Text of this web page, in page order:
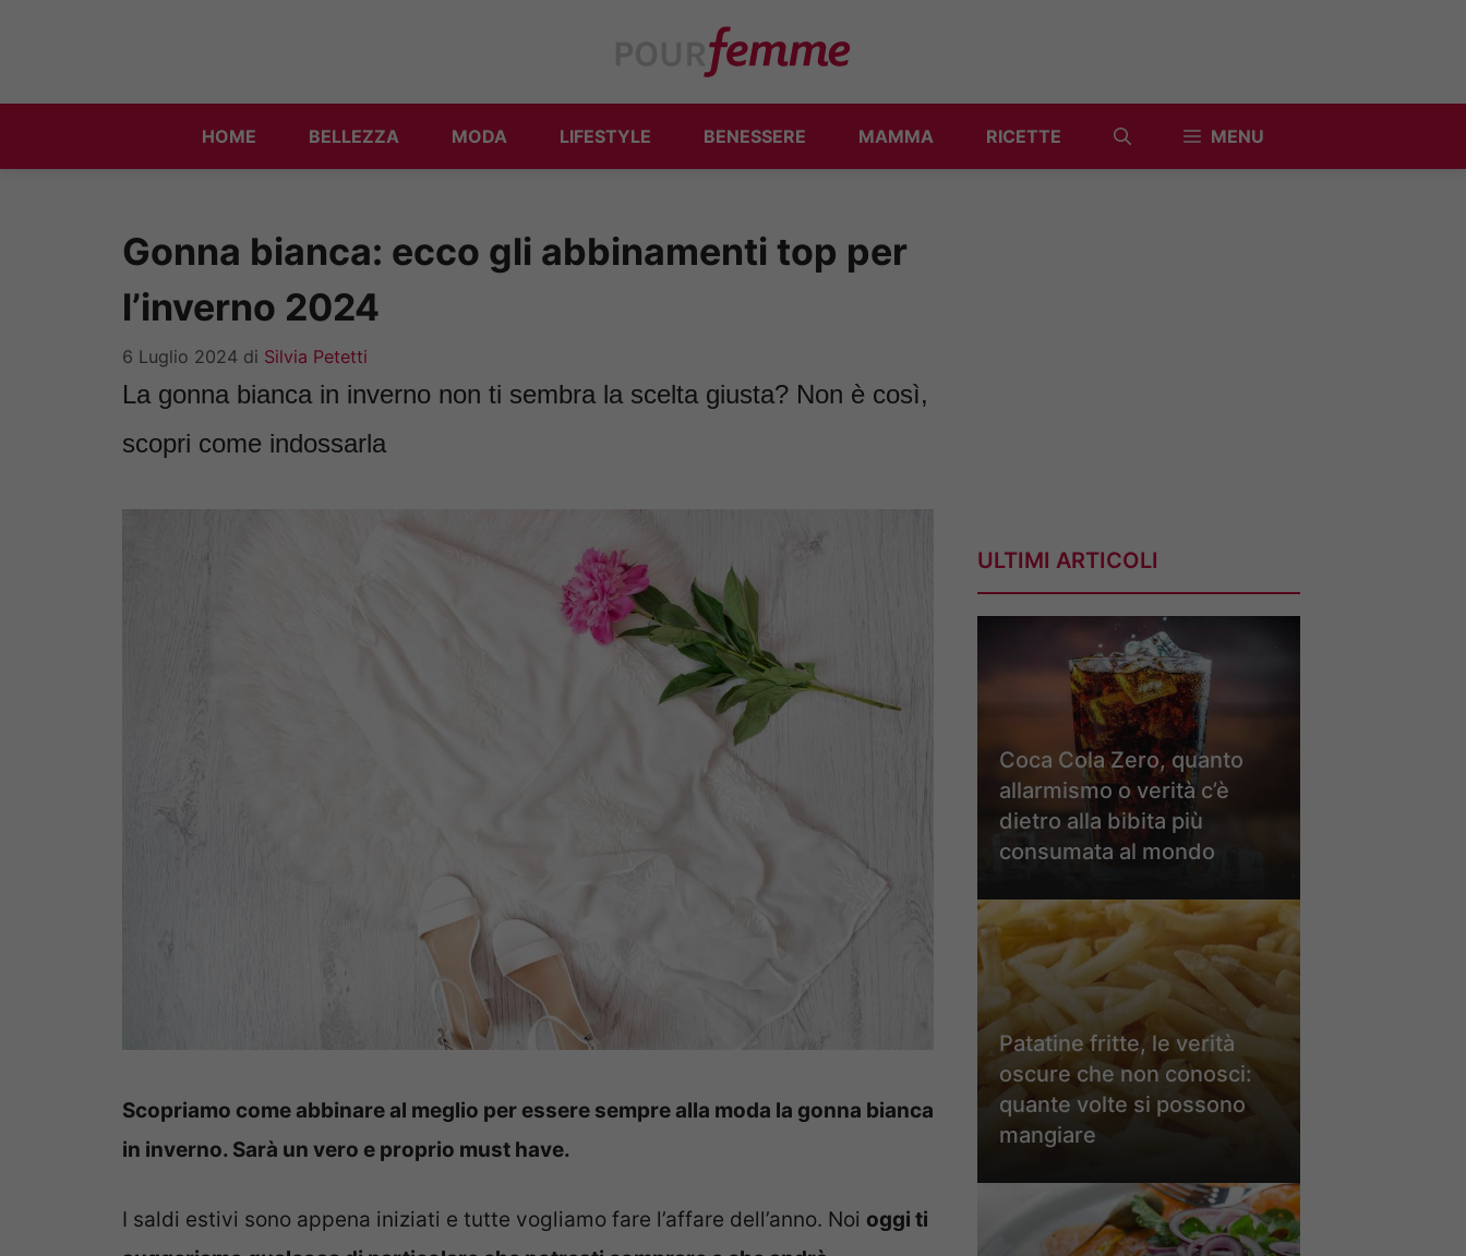
HOME BELLEZZA MODA LIFESTYLE BENESSERE MAMMA RICETTE MENU
Gonna bianca: ecco gli abbinamenti top per
l’inverno 2024
6 Luglio 2024 di Silvia Petetti
La gonna bianca in inverno non ti sembra la scelta giusta? Non è così,
scopri come indossarla
Scopriamo come abbinare al meglio per essere sempre alla moda la gonna bianca
in inverno. Sarà un vero e proprio must have.
I saldi estivi sono appena iniziati e tutte vogliamo fare l’affare dell’anno. Noi oggi ti
ULTIMI ARTICOLI
Coca Cola Zero, quanto
allarmismo o verità c’è
dietro alla bibita più
consumata al mondo
Patatine fritte, le verità
oscure che non conosci:
quante volte si possono
mangiare